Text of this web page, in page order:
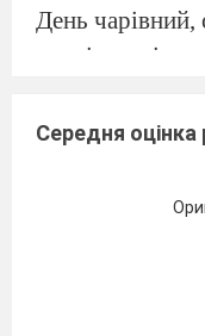
День
в залі посмішок
бо у нас
На радіснім
на маминім
Ми так
Середня оцінка